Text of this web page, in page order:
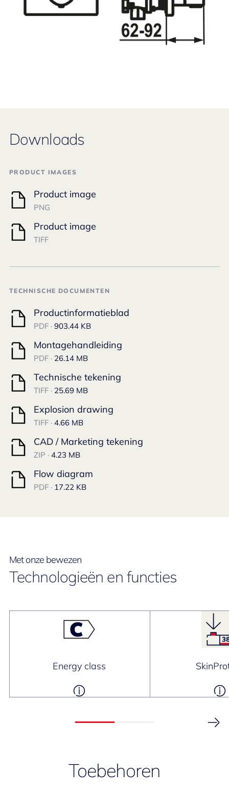
Downloads
PRODUCT IMAGES
Product image
PNG
Product image
TIFF
TECHNISCHE DOCUMENTEN
Productinformatieblad
PDF · 903.44 KB
Montagehandleiding
PDF · 26.14 MB
Technische tekening
TIFF · 25.69 MB
Explosion drawing
TIFF · 4.66 MB
CAD / Marketing tekening
ZIP · 4.23 MB
Flow diagram
PDF · 17.22 KB
Met onze bewezen
Technologieën en functies
Energy class
Toebehoren